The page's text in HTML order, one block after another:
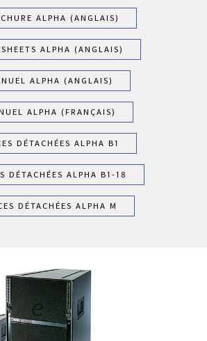
ALPHA (ANGLAIS)
ALPHA (ANGLAIS)
ALPHA (ANGLAIS)
ALPHA (FRANÇAIS)
DÉTACHÉES ALPHA B1
DÉTACHÉES ALPHA B1-18
DÉTACHÉES ALPHA M